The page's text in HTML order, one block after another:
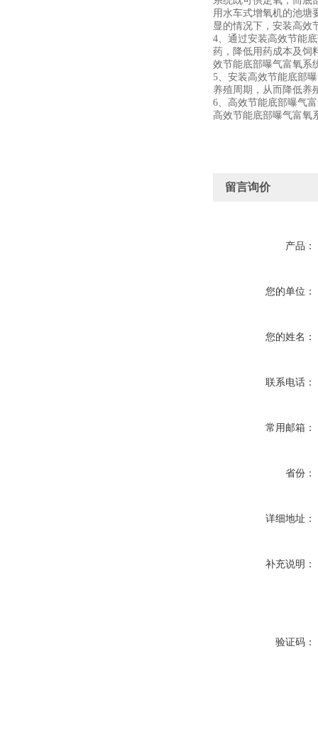
用水车式增氧机的池塘
显的情况下，安装高效
4、通过安装高效节能
药，降低用药成本及饲
效节能底部曝气富氧系
5、安装高效节能底部
养殖周期，从而降低养
6、高效节能底部曝气
高效节能底部曝气富氧
留言询价
产品：
您的单位：
您的姓名：
联系电话：
常用邮箱：
省份：
详细地址：
补充说明：
验证码：